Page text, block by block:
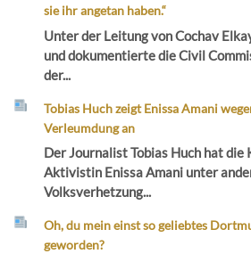
sie ihr angetan haben.“
Unter der Leitung von Cochav
und dokumentierte die Civil
der...
Tobias Huch zeigt Enissa Amani
Verleumdung an
Der Journalist Tobias Huch hat die
Aktivistin Enissa Amani unter
Volksverhetzung...
Oh, du mein einst so geliebtes
geworden?